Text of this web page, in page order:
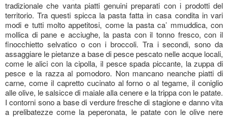
tradizionale che vanta piatti genuini preparati con i prodotti del
territorio. Tra questi spicca la pasta fatta in casa condita in vari
modi e tutti molto appetitosi, come la pasta ca’ mmuddica, con
mollica di pane e acciughe, la pasta con il tonno fresco, con il
finocchietto selvatico o con i broccoli. Tra i secondi, sono da
assaggiare le pietanze a base di pesce pescato nelle acque locali,
come le alici con la cipolla, il pesce spada piccante, la zuppa di
pesce e la razza al pomodoro. Non mancano neanche piatti di
carne, come il capretto cucinato al forno o al tegame, il coniglio
alle olive, le salsicce di maiale alla cenere e la trippa con le patate.
I contorni sono a base di verdure fresche di stagione e danno vita
a prelibatezze come la peperonata, le patate con le olive nere